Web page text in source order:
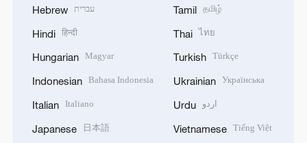
Hebrew עברית
Hindi हिन्दी
Hungarian Magyar
Indonesian Bahasa Indonesia
Italian Italiano
Japanese 日本語
Tamil தமிழ்
Thai ไทย
Turkish Türkçe
Ukrainian Українська
Urdu اردو
Vietnamese Tiếng Việt